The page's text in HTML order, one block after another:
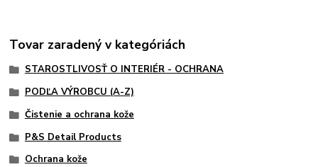
Tovar zaradený v kategóriách
STAROSTLIVOSŤ O INTERIÉR - OCHRANA
PODĽA VÝROBCU (A-Z)
Čistenie a ochrana kože
P&S Detail Products
Ochrana kože